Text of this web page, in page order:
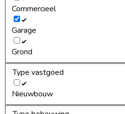
Commercieel
Garage
Grond
Type vastgoed
Nieuwbouw